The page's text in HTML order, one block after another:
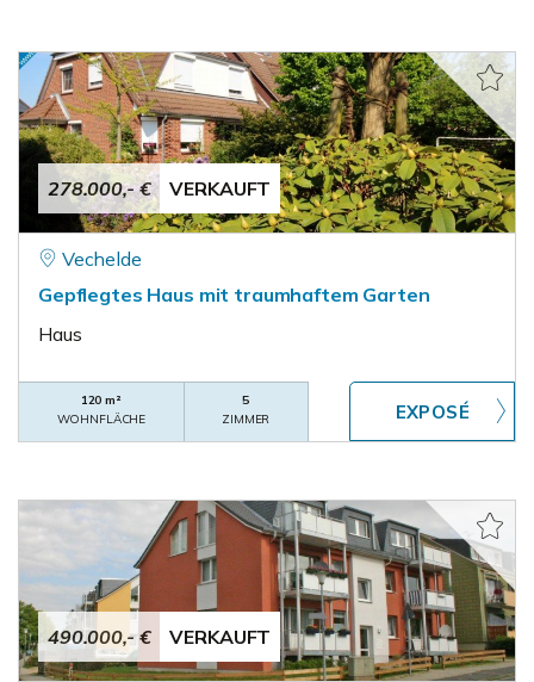
278.000,- € VERKAUFT
Vechelde
Gepflegtes Haus mit traumhaftem Garten
Haus
120 m²
WOHNFLÄCHE
5
ZIMMER
490.000,- € VERKAUFT